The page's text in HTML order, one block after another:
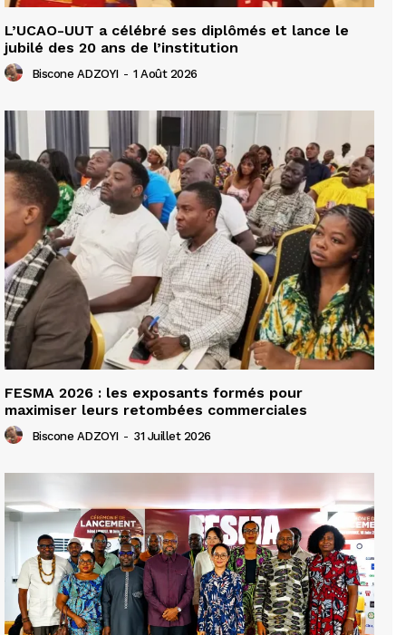
L’UCAO-UUT a célébré ses diplômés et lance le
jubilé des 20 ans de l’institution
Biscone ADZOYI - 1 Août 2026
FESMA 2026 : les exposants formés pour
maximiser leurs retombées commerciales
Biscone ADZOYI - 31 Juillet 2026